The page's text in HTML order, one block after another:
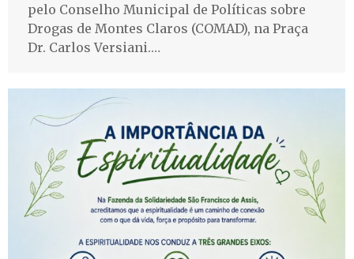
pelo Conselho Municipal de Políticas sobre
Drogas de Montes Claros (COMAD), na Praça
Dr. Carlos Versiani.…